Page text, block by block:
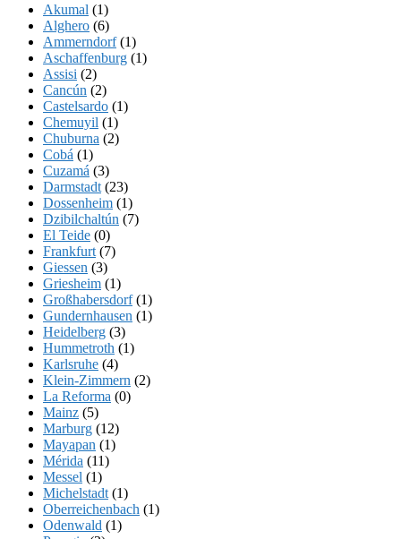
Akumal (1)
Alghero (6)
Ammerndorf(1)
Aschaffenburg (1)
Assisi (2)
Cancún (2)
Castelsardo (1)
Chemuyil (1)
Chuburna (2)
Cobá (1)
Cuzamá (3)
Darmstadt (23)
Dossenheim (1)
Dzibilchaltún (7)
El Teide (0)
Frankfurt (7)
Giessen (3)
Griesheim (1)
Großhabersdorf(1)
Gundernhausen (1)
Heidelberg (3)
Hummetroth (1)
Karlsruhe (4)
Klein-Zimmern (2)
La Reforma (0)
Mainz (5)
Marburg (12)
Mayapan (1)
Mérida (11)
Messel (1)
Michelstadt (1)
Oberreichenbach (1)
Odenwald (1)